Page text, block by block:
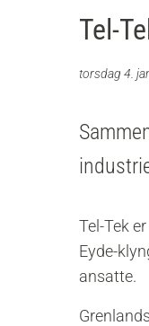
Tel-
torsdag 4.
Tel-Tek
Eyde-
ansatte.